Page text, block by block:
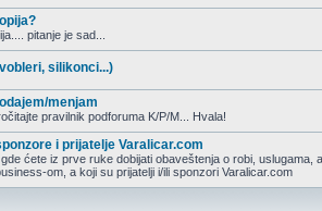
pitanje je sad...
silikonci...)
menjam
pravilnik podforuma K/P/M... Hvala!
i prijatelje Varalicar.com
ćete iz prve ruke dobijati obaveštenja o robi, uslugama,
om, a koji su prijatelji i/ili sponzori Varalicar.com